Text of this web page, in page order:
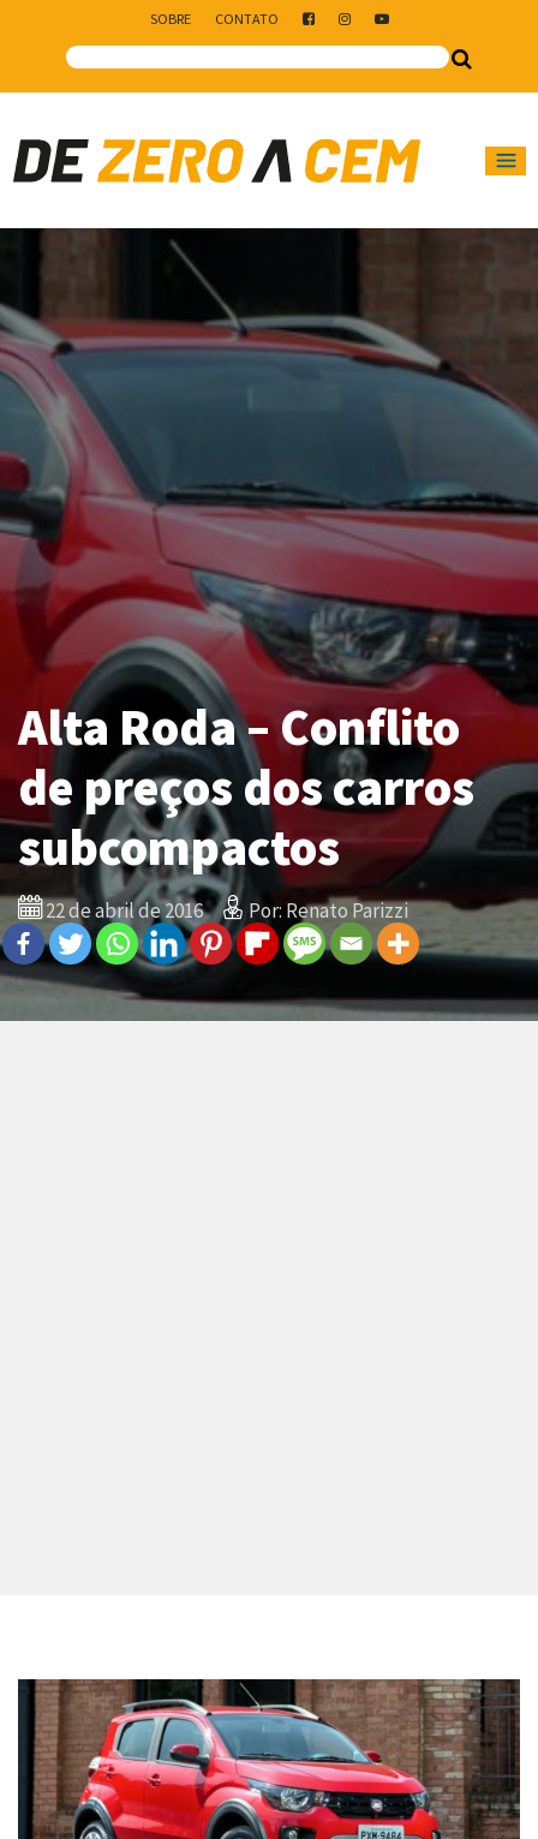
SOBRE CONTATO
Main Navigation
Alta Roda – Conflito
de preços dos carros
subcompactos
22 de abril de 2016 Por: Renato Parizzi